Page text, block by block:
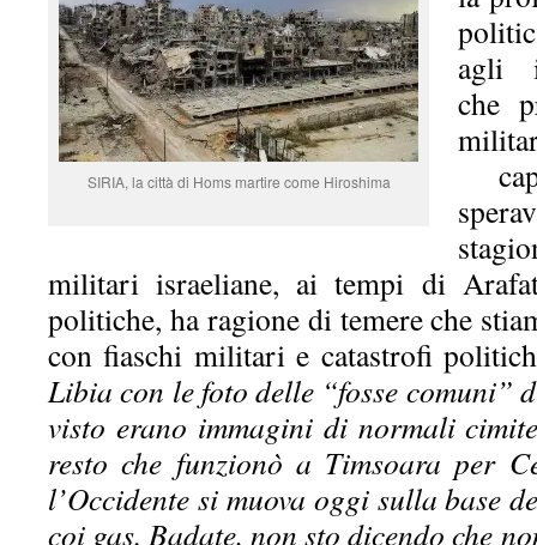
SIRIA, la città di Homs martire come Hiroshima
agli
che
militari israeliane, ai tempi di
politiche, ha ragione di temere che
con fiaschi militari e catastrofi
Libia con le foto delle “fosse comuni”
visto erano immagini di normali
resto che funzionò a Timsoara per
l’Occidente si muova oggi sulla base
coi gas. Badate, non sto dicendo che